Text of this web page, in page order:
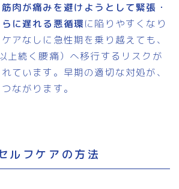
肉が痛みを避けようとして緊張・
に遅れる悪循環に陥りやすくなり
アなしに急性期を乗り越えても、
上続く腰痛）へ移行するリスクが
ています。早期の適切な対処が、
ながります。
ルフケアの方法